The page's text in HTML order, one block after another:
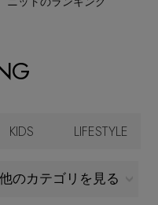
KIDS LIFESTYLE
他のカテゴリを見る